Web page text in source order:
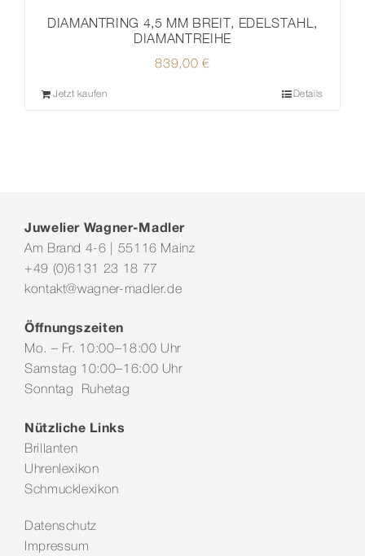
DIAMANTRING 4,5 MM BREIT, EDELSTAHL,
DIAMANTREIHE
839,00 €
Jetzt kaufen Details
Juwelier Wagner-Madler
Am Brand 4-6 | 55116 Mainz
+49 (0)6131 23 18 77
kontakt@wagner-madler.de
Öffnungszeiten
Mo. – Fr. 10:00–18:00 Uhr
Samstag 10:00–16:00 Uhr
Sonntag Ruhetag
Nützliche Links
Brillanten
Uhrenlexikon
Schmucklexikon
Datenschutz
Impressum